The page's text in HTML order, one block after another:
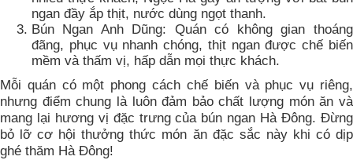
ngan đầy ắp thịt, nước dùng ngọt thanh.
Bún Ngan Anh Dũng: Quán có không gian thoáng
đãng, phục vụ nhanh chóng, thịt ngan được chế biến
mềm và thấm vị, hấp dẫn mọi thực khách.
Mỗi quán có một phong cách chế biến và phục vụ riêng,
nhưng điểm chung là luôn đảm bảo chất lượng món ăn và
mang lại hương vị đặc trưng của bún ngan Hà Đông. Đừng
bỏ lỡ cơ hội thưởng thức món ăn đặc sắc này khi có dịp
ghé thăm Hà Đông!